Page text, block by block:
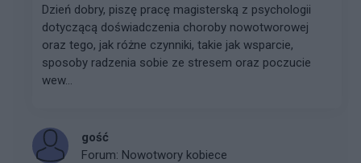
Dzień dobry, piszę pracę magisterską z psychologii
dotyczącą doświadczenia choroby nowotworowej
oraz tego, jak różne czynniki, takie jak wsparcie,
sposoby radzenia sobie ze stresem oraz poczucie
wew...
gość
Forum: Nowotwory kobiece